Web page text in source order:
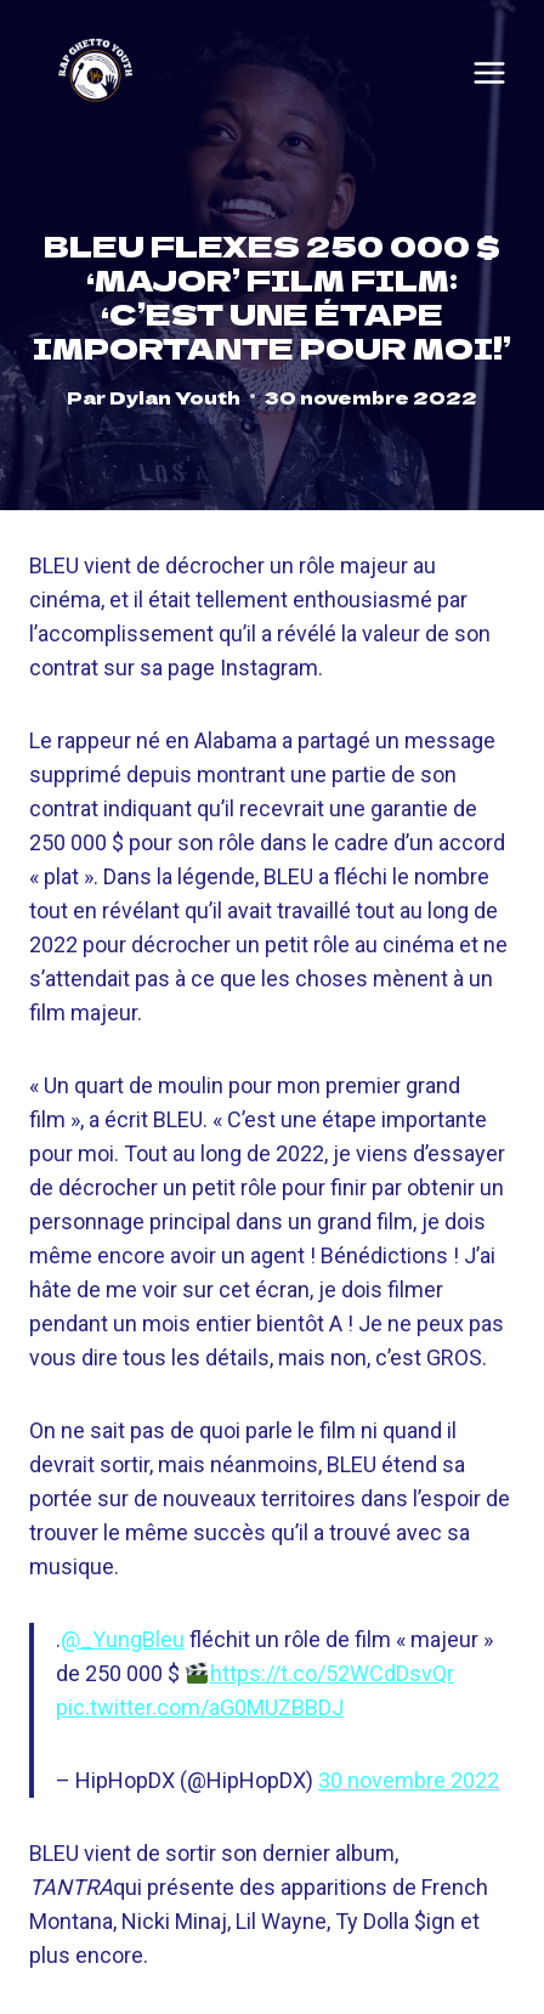
content
BLEU FLEXES 250 000 $
‘MAJOR’ FILM FILM:
‘C’EST UNE ÉTAPE
IMPORTANTE POUR MOI!’
ParDylan Youth 30 novembre 2022
BLEU vient de décrocher un rôle majeur au
cinéma, et il était tellement enthousiasmé par
l’accomplissement qu’il a révélé la valeur de son
contrat sur sa page Instagram.
Le rappeur né en Alabama a partagé un message
supprimé depuis montrant une partie de son
contrat indiquant qu’il recevrait une garantie de
250 000 $ pour son rôle dans le cadre d’un accord
« plat ». Dans la légende, BLEU a fléchi le nombre
tout en révélant qu’il avait travaillé tout au long de
2022 pour décrocher un petit rôle au cinéma et ne
s’attendait pas à ce que les choses mènent à un
film majeur.
« Un quart de moulin pour mon premier grand
film », a écrit BLEU. « C’est une étape importante
pour moi. Tout au long de 2022, je viens d’essayer
de décrocher un petit rôle pour finir par obtenir un
personnage principal dans un grand film, je dois
même encore avoir un agent ! Bénédictions ! J’ai
hâte de me voir sur cet écran, je dois filmer
pendant un mois entier bientôt A ! Je ne peux pas
vous dire tous les détails, mais non, c’est GROS.
On ne sait pas de quoi parle le film ni quand il
devrait sortir, mais néanmoins, BLEU étend sa
portée sur de nouveaux territoires dans l’espoir de
trouver le même succès qu’il a trouvé avec sa
musique.
.@_YungBleu fléchit un rôle de film « majeur »
de 250 000 $
https://t.co/52WCdDsvQr
pic.twitter.com/aG0MUZBBDJ
– HipHopDX (@HipHopDX) 30 novembre 2022
BLEU vient de sortir son dernier album,
TANTRAqui présente des apparitions de French
Montana, Nicki Minaj, Lil Wayne, Ty Dolla $ign et
plus encore.